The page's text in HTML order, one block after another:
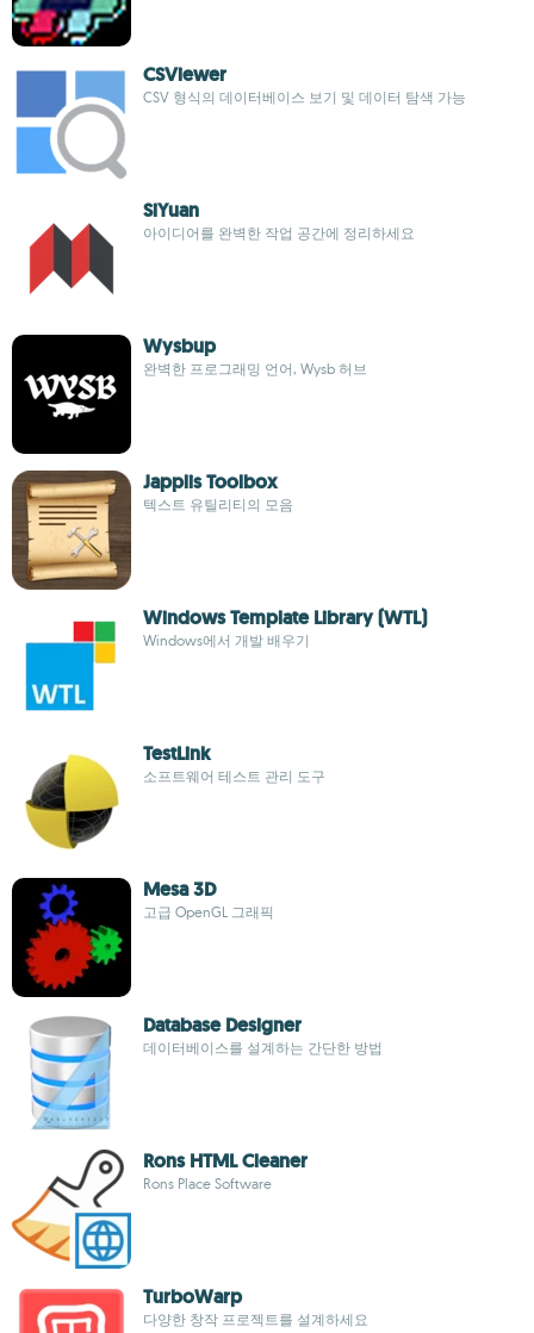
CSViewer
CSV 형식의 데이터베이스 보기 및 데이터 탐색 가능
SiYuan
아이디어를 완벽한 작업 공간에 정리하세요
Wysbup
완벽한 프로그래밍 언어, Wysb 허브
Japplis Toolbox
텍스트 유틸리티의 모음
Windows Template Library (WTL)
Windows에서 개발 배우기
TestLink
소프트웨어 테스트 관리 도구
Mesa 3D
고급 OpenGL 그래픽
Database Designer
데이터베이스를 설계하는 간단한 방법
Rons HTML Cleaner
Rons Place Software
TurboWarp
다양한 창작 프로젝트를 설계하세요